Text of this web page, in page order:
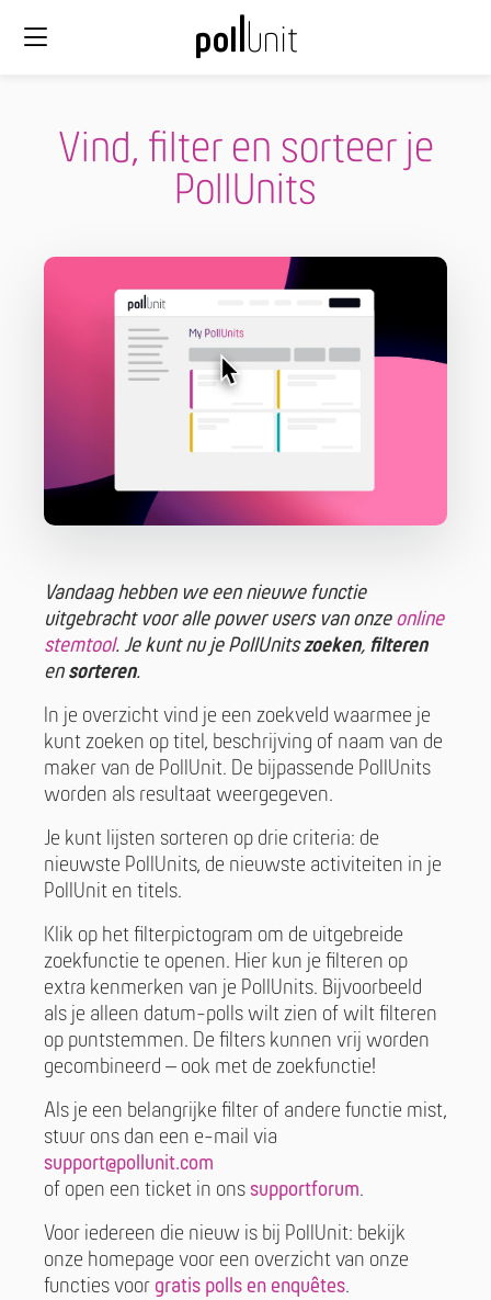
Vind, filter en sorteer je
PollUnits
Vandaag hebben we een nieuwe functie
uitgebracht voor alle power users van onze online
stemtool. Je kunt nu je PollUnitszoeken, filteren
en sorteren.
In je overzicht vind je een zoekveld waarmee je
kunt zoeken op titel, beschrijving of naam van de
maker van de PollUnit. De bijpassende PollUnits
worden als resultaat weergegeven.
Je kunt lijsten sorteren op drie criteria: de
nieuwste PollUnits, de nieuwste activiteiten in je
PollUnit en titels.
Klik op het filterpictogram om de uitgebreide
zoekfunctie te openen. Hier kun je filteren op
extra kenmerken van je PollUnits. Bijvoorbeeld
als je alleen datum-polls wilt zien of wilt filteren
op puntstemmen. De filters kunnen vrij worden
gecombineerd – ook met de zoekfunctie!
Als je een belangrijke filter of andere functie mist,
stuur ons dan een e-mail via
support@pollunit.com
of open een ticket in ons supportforum.
Voor iedereen die nieuw is bij PollUnit: bekijk
onze homepage voor een overzicht van onze
functies voor gratis polls en enquêtes.